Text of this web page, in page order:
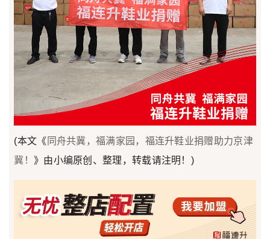
(本文《 同舟共冀，福满家园，福连升鞋业捐赠助力京津
冀！ 》由小编原创、整理，转载请注明！)